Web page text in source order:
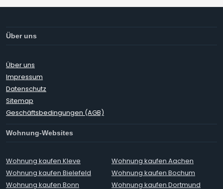
Über uns
Über uns
Impressum
Datenschutz
Sitemap
Geschäftsbedingungen (AGB)
Wohnung-Websites
Wohnung kaufen Kleve
Wohnung kaufen Aachen
Wohnung kaufen Bielefeld
Wohnung kaufen Bochum
Wohnung kaufen Bonn
Wohnung kaufen Dortmund